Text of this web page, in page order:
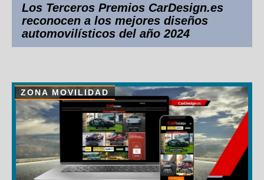
Los Terceros Premios CarDesign.es
reconocen a los mejores diseños
automovilísticos del año 2024
ZONA MOVILIDAD